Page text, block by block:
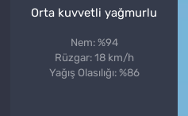
Orta kuvvetli yağmurlu
Nem: %94
Rüzgar: 18 km/h
Yağış Olasılığı: %86